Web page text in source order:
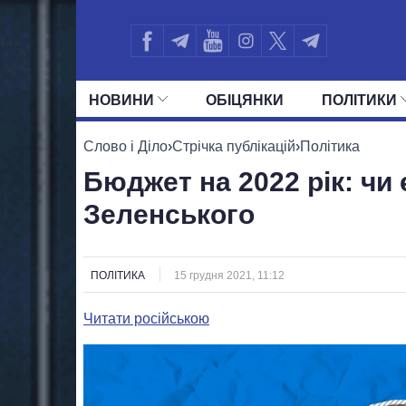
НОВИНИ ОБIЦЯНКИ ПОЛIТИКИ
УСІ ПОЛІТИКИ ПРЕЗИДЕНТ І ОФІС
Слово і Діло›Стрічка публікацій›Політика
Бюджет на 2022 рік: чи
Зеленського
ПОЛІТИКА 15 грудня 2021, 11:12
Читати російською